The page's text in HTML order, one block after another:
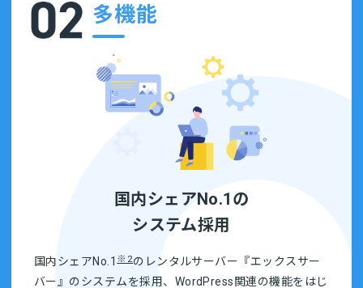
多機能
国内シェアNo.1の
システム採用
国内シェアNo.1※2のレンタルサーバー『エックスサー
バー』のシステムを採用、WordPress関連の機能をはじ